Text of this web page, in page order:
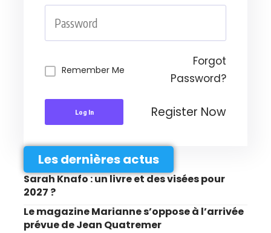
Remember Me
Forgot
Password?
Log In Register Now
Les dernières actus
Sarah Knafo : un livre et des visées pour
2027 ?
Le magazine Marianne s’oppose à l’arrivée
prévue de Jean Quatremer